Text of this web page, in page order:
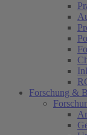
Forschung &